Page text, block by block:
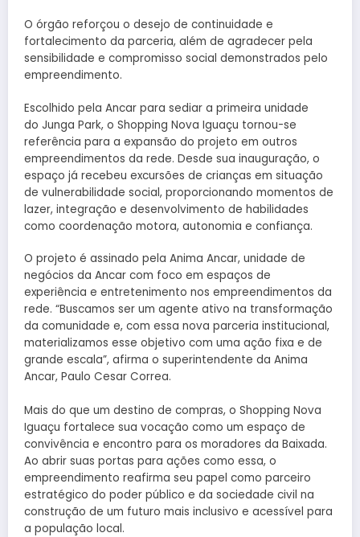
O órgão reforçou o desejo de continuidade e
fortalecimento da parceria, além de agradecer pela
sensibilidade e compromisso social demonstrados pelo
empreendimento.
Escolhido pela Ancar para sediar a primeira unidade
do Junga Park, o Shopping Nova Iguaçu tornou-se
referência para a expansão do projeto em outros
empreendimentos da rede. Desde sua inauguração, o
espaço já recebeu excursões de crianças em situação
de vulnerabilidade social, proporcionando momentos de
lazer, integração e desenvolvimento de habilidades
como coordenação motora, autonomia e confiança.
O projeto é assinado pela Anima Ancar, unidade de
negócios da Ancar com foco em espaços de
experiência e entretenimento nos empreendimentos da
rede. “Buscamos ser um agente ativo na transformação
da comunidade e, com essa nova parceria institucional,
materializamos esse objetivo com uma ação fixa e de
grande escala”, afirma o superintendente da Anima
Ancar, Paulo Cesar Correa.
Mais do que um destino de compras, o Shopping Nova
Iguaçu fortalece sua vocação como um espaço de
convivência e encontro para os moradores da Baixada.
Ao abrir suas portas para ações como essa, o
empreendimento reafirma seu papel como parceiro
estratégico do poder público e da sociedade civil na
construção de um futuro mais inclusivo e acessível para
a população local.